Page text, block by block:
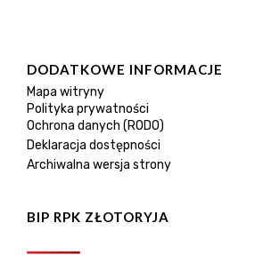
DODATKOWE INFORMACJE
Mapa witryny
Polityka prywatności
Ochrona danych (RODO)
Deklaracja dostępności
Archiwalna wersja strony
BIP RPK ZŁOTORYJA